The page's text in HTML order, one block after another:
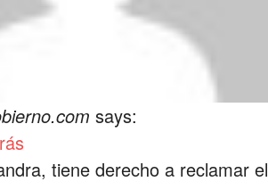
says:
tiene derecho a reclamar el